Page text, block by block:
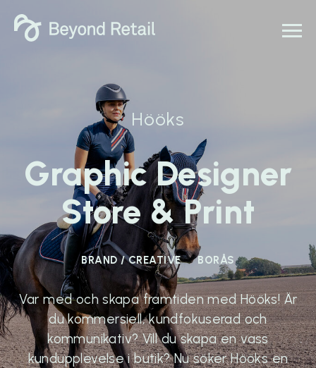
Hööks
Graphic Designer
Store & Print
BRAND / CREATIVE BORÅS
Var med och skapa framtiden med Hööks! Är
du kommersiell, kundfokuserad och
kommunikativ? Vill du skapa en vass
kundupplevelse i butik? Nu söker Hööks en